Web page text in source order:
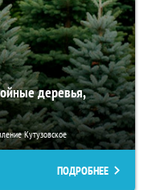
деревья,
Кутузовское
ПОДРОБНЕЕ